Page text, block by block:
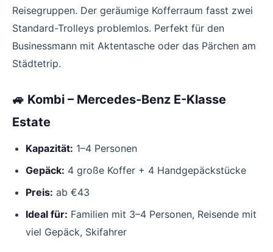
Reisegruppen. Der geräumige Kofferraum fasst zwei
Standard-Trolleys problemlos. Perfekt für den
Businessmann mit Aktentasche oder das Pärchen am
Städtetrip.
🚙 Kombi – Mercedes-Benz E-Klasse
Estate
Kapazität: 1–4 Personen
Gepäck: 4 große Koffer + 4 Handgepäckstücke
Preis: ab €43
Ideal für: Familien mit 3–4 Personen, Reisende mit
viel Gepäck, Skifahrer